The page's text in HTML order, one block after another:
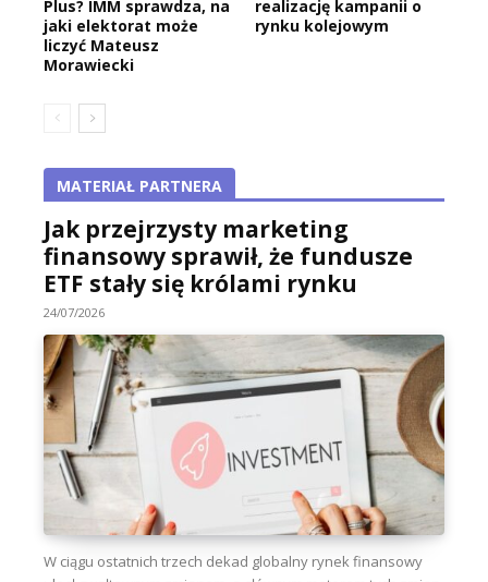
Plus? IMM sprawdza, na
jaki elektorat może
liczyć Mateusz
Morawiecki
realizację kampanii o
rynku kolejowym
MATERIAŁ PARTNERA
Jak przejrzysty marketing
finansowy sprawił, że fundusze
ETF stały się królami rynku
24/07/2026
W ciągu ostatnich trzech dekad globalny rynek finansowy